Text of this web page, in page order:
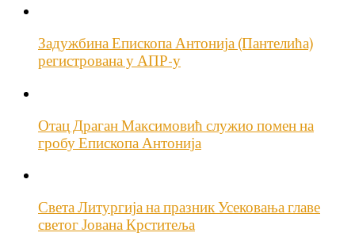
Задужбина Епископа Антонија (Пантелића)
регистрована у АПР-у
Отац Драган Максимовић служио помен на
гробу Епископа Антонија
Света Литургија на празник Усековања главе
светог Јована Крститеља